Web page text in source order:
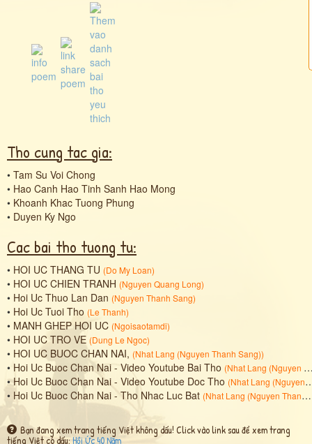
Tho cung tac gia:
• Tam Su Voi Chong
• Hao Canh Hao Tinh Sanh Hao Mong
• Khoanh Khac Tuong Phung
• Duyen Ky Ngo
Cac bai tho tuong tu:
• HOI UC THANG TU (Do My Loan)
• HOI UC CHIEN TRANH (Nguyen Quang Long)
• Hoi Uc Thuo Lan Dan (Nguyen Thanh Sang)
• Hoi Uc Tuoi Tho (Le Thanh)
• MANH GHEP HOI UC (Ngoisaotamdi)
• HOI UC TRO VE (Dung Le Ngoc)
• HOI UC BUOC CHAN NAI, (Nhat Lang (Nguyen Thanh Sang))
• Hoi Uc Buoc Chan Nai - Video Youtube Bai Tho (Nhat Lang (Nguyen Thanh Sang)
•Hoi Uc Buoc Chan Nai - Video Youtube Doc Tho (Nhat Lang (Nguyen Thanh Sang)
• Hoi Uc Buoc Chan Nai - Tho Nhac Luc Bat (Nhat Lang (Nguyen Thanh Sang)
Bạn đang xem trang tiếng Việt không dấu! Click vào link sau để xem trang
tiếng Việt có dấu: Hồi Ức 40 Năm